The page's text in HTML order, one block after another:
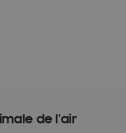
de l'air